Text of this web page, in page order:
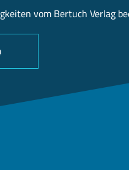
vom Bertuch Verlag